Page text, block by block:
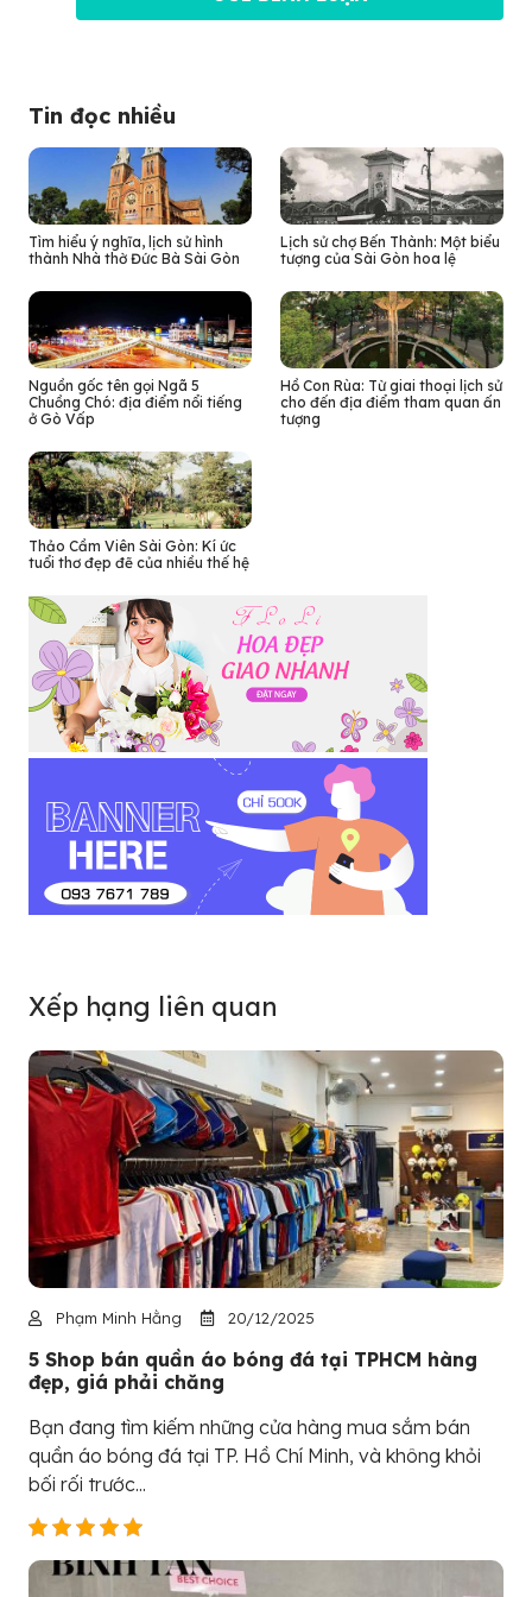
Tin đọc nhiều
Tìm hiểu ý nghĩa, lịch sử hình
thành Nhà thờ Đức Bà Sài Gòn
Lịch sử chợ Bến Thành: Một biểu
tượng của Sài Gòn hoa lệ
Nguồn gốc tên gọi Ngã 5
Chuồng Chó: địa điểm nổi tiếng
ở Gò Vấp
Hồ Con Rùa: Từ giai thoại lịch sử
cho đến địa điểm tham quan ấn
tượng
Thảo Cầm Viên Sài Gòn: Kí ức
tuổi thơ đẹp đẽ của nhiều thế hệ
Xếp hạng liên quan
Phạm Minh Hằng 20/12/2025
5 Shop bán quần áo bóng đá tại TPHCM hàng
đẹp, giá phải chăng
Bạn đang tìm kiếm những cửa hàng mua sắm bán
quần áo bóng đá tại TP. Hồ Chí Minh, và không khỏi
bối rối trước...